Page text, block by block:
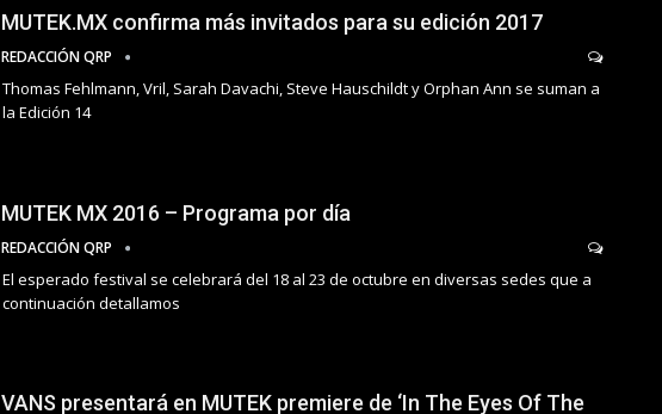
MUTEK.MX confirma más invitados para su edición 2017
REDACCIÓN QRP
Thomas Fehlmann, Vril, Sarah Davachi, Steve Hauschildt y Orphan Ann se suman a
la Edición 14
MUTEK MX 2016 – Programa por día
REDACCIÓN QRP
El esperado festival se celebrará del 18 al 23 de octubre en diversas sedes que a
continuación detallamos
VANS presentará en MUTEK premiere de ‘In The Eyes Of The